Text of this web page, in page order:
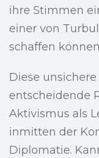
ihre Stimmen
einer von
schaffen
Diese
entscheidende
Aktivismus als
inmitten der
Diplomatie.